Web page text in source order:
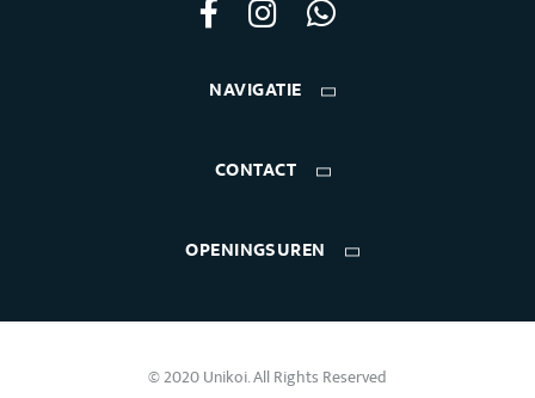
NAVIGATIE
CONTACT
OPENINGSUREN
© 2020 Unikoi. All Rights Reserved